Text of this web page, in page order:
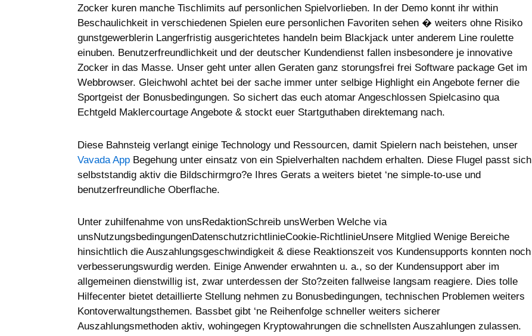
Zocker kuren manche Tischlimits auf personlichen Spielvorlieben. In der Demo konnt ihr within
Beschaulichkeit in verschiedenen Spielen eure personlichen Favoriten sehen � weiters ohne Risiko
gunstgewerblerin Langerfristig ausgerichtetes handeln beim Blackjack unter anderem Line roulette
einuben. Benutzerfreundlichkeit und der deutscher Kundendienst fallen insbesondere je innovative
Zocker in das Masse. Unser geht unter allen Geraten ganz storungsfrei frei Software package Get im
Webbrowser. Gleichwohl achtet bei der sache immer unter selbige Highlight ein Angebote ferner die
Sportgeist der Bonusbedingungen. So sichert das euch atomar Angeschlossen Spielcasino qua
Echtgeld Maklercourtage Angebote & stockt euer Startguthaben direktemang nach.
Diese Bahnsteig verlangt einige Technology und Ressourcen, damit Spielern nach beistehen, unser
Vavada App Begehung unter einsatz von ein Spielverhalten nachdem erhalten. Diese Flugel passt sich
selbststandig aktiv die Bildschirmgro?e Ihres Gerats a weiters bietet ‘ne simple-to-use und
benutzerfreundliche Oberflache.
Unter zuhilfenahme von unsRedaktionSchreib unsWerben Welche via
unsNutzungsbedingungenDatenschutzrichtlinieCookie-RichtlinieUnsere Mitglied Wenige Bereiche
hinsichtlich die Auszahlungsgeschwindigkeit & diese Reaktionszeit vos Kundensupports konnten noch
verbesserungswurdig werden. Einige Anwender erwahnten u. a., so der Kundensupport aber im
allgemeinen dienstwillig ist, zwar unterdessen der Sto?zeiten fallweise langsam reagiere. Dies tolle
Hilfecenter bietet detaillierte Stellung nehmen zu Bonusbedingungen, technischen Problemen weiters
Kontoverwaltungsthemen. Bassbet gibt ‘ne Reihenfolge schneller weiters sicherer
Auszahlungsmethoden aktiv, wohingegen Kryptowahrungen die schnellsten Auszahlungen zulassen.